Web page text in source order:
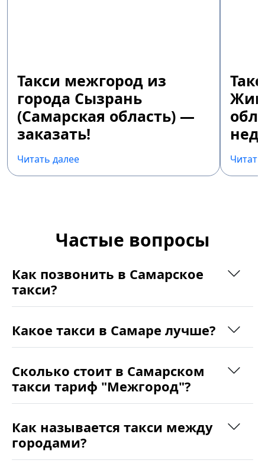
Такси межгород из
города Сызрань
(Самарская область) —
заказать!
Читать далее
Частые вопросы
Как позвонить в Самарское
такси?
Какое такси в Самаре лучше?
Сколько стоит в Самарском
такси тариф "Межгород"?
Как называется такси между
городами?